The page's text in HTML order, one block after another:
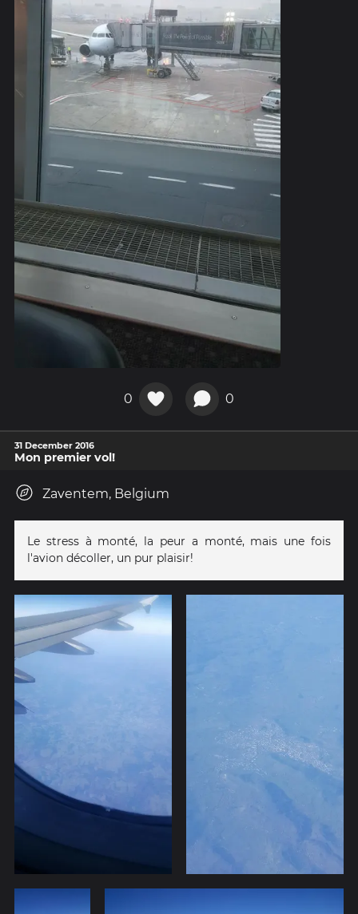
0 0
31 December 2016
Mon premier vol!
Zaventem, Belgium
Le stress à monté, la peur a monté, mais une fois
l'avion décoller, un pur plaisir!